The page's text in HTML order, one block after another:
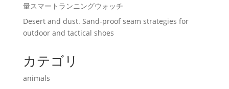
量スマートランニングウォッチ
Desert and dust. Sand-proof seam strategies for
outdoor and tactical shoes
カテゴリ
animals